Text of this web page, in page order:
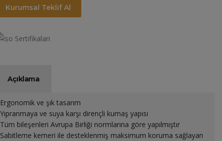
Kurumsal Teklif Al
Açıklama
Ergonomik ve şık tasarım
Yıpranmaya ve suya karşı dirençli kumaş yapısı
Tüm bileşenleri Avrupa Birliği normlarına göre yapılmıştır
Sabitleme kemeri ile desteklenmiş maksimum koruma sağlayan